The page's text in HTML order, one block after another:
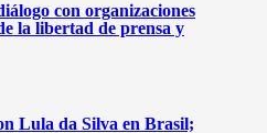
con organizaciones
la libertad de prensa y
Lula da Silva en Brasil;